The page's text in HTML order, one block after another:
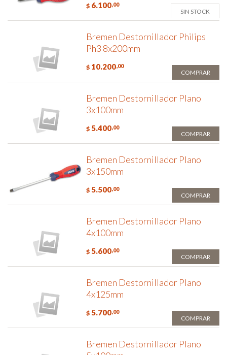
$ 6.100,00
SIN STOCK
Bremen Destornillador Philips
Ph3 8x200mm
$ 10.200,00
COMPRAR
Bremen Destornillador Plano
3x100mm
$ 5.400,00
COMPRAR
Bremen Destornillador Plano
3x150mm
$ 5.500,00
COMPRAR
Bremen Destornillador Plano
4x100mm
$ 5.600,00
COMPRAR
Bremen Destornillador Plano
4x125mm
$ 5.700,00
COMPRAR
Bremen Destornillador Plano